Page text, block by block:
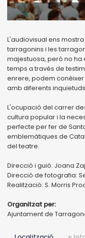
L'audiovisual ens
tarragonins i les
majestuosa, però no ha
temps a través de
enrere, podem
amb diferents
L'ocupació del carrer
cultura popular i la
perfecte per fer de
emblemàtiques de
del teatre.
Direcció i guió: Joana
Direcció de fotografia:
Realització: S. Morris
Organitzat per:
Ajuntament de